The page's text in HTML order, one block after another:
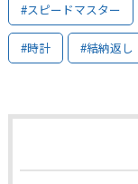
#スピードマスター
#時計 #結納返し